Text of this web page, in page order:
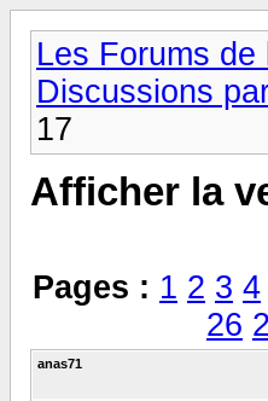
Les Forums
Discussions
17
Afficher la
Pages : 1 2 3 4
26
anas71